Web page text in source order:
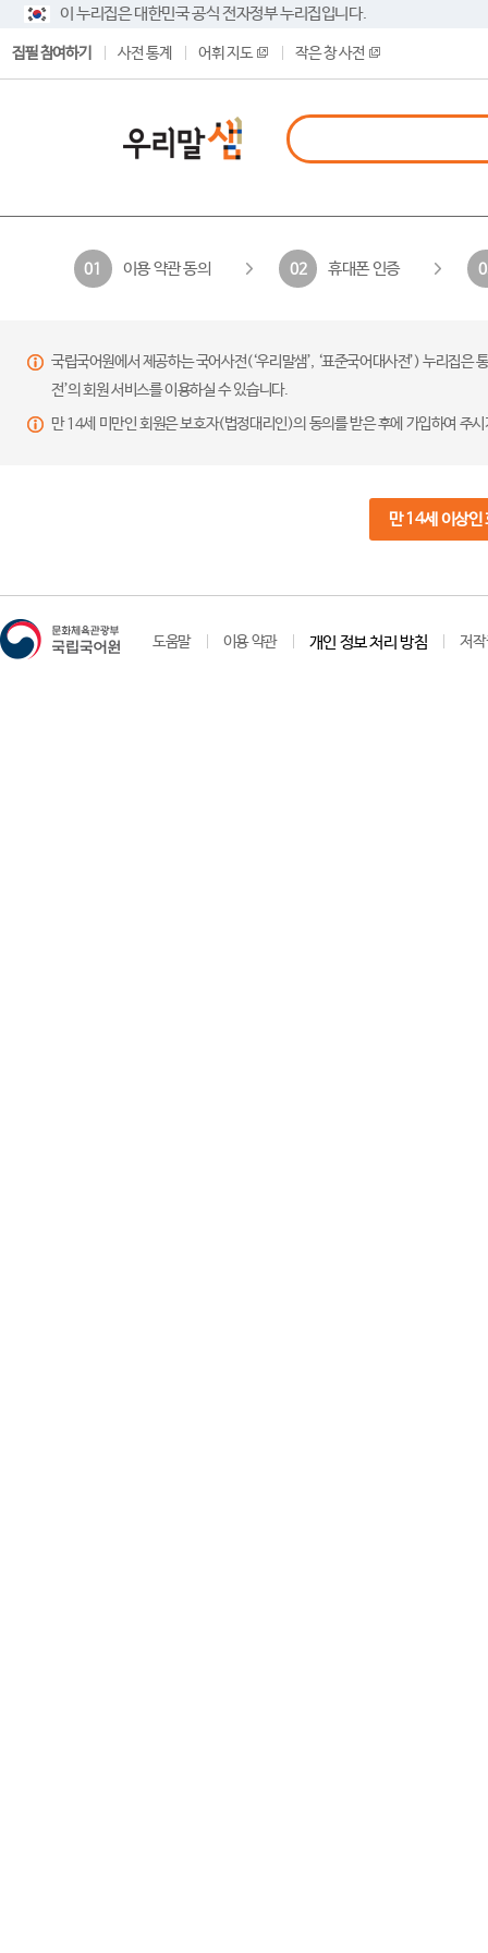
이 누리집은 대한민국 공식 전자정부 누리집입니다.
집필 참여하기 사전 통계 어휘 지도 작은 창 사전
01 이용 약관 동의 02 휴대폰 인증
국립국어원에서 제공하는 국어사전(‘우리말샘’, ‘표준국어대사전’) 누리집
전’의 회원 서비스를 이용하실 수 있습니다.
만 14세 미만인 회원은 보호자(법정대리인)의 동의를 받은 후에 가입하여 주
만 14세 이상인
도움말 이용 약관 개인 정보 처리 방침 저